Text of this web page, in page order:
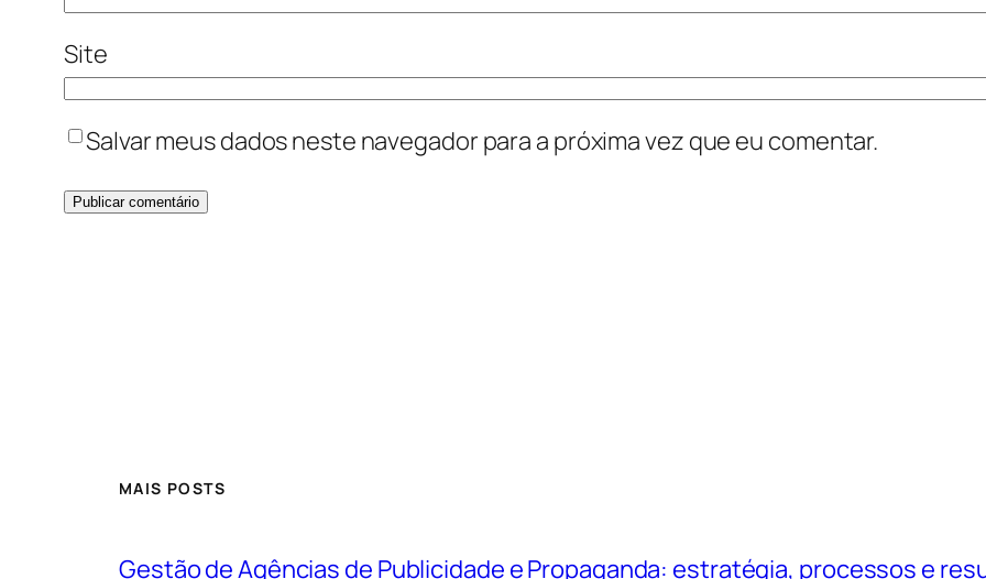
Site
Salvar meus dados neste navegador para a próxima vez que eu comentar.
MAIS POSTS
Gestão de Agências de Publicidade e Propaganda: estratégia, processos e